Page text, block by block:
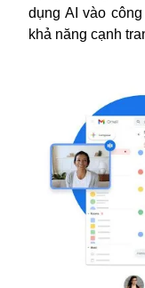
dụng AI vào
khả năng cạnh